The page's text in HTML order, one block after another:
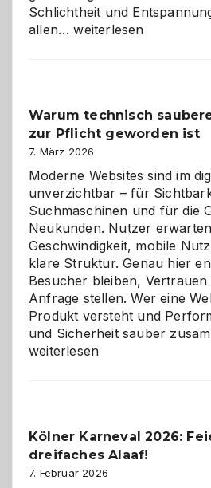
Schlichtheit und
allen…Sudoku
den
Logikrätseln
weiterlesen
Warum technisch
zur Pflicht geworden ist
7. März 2026
Moderne Websites sind im
unverzichtbar – für
Suchmaschinen und für die
Neukunden. Nutzer
Geschwindigkeit, mobile
klare Struktur. Genau hier
Besucher bleiben, Vertrauen
Anfrage stellen. Wer eine
Produkt versteht und
und Sicherheit sauber
weiterlesen
Kölner Karneval 2026:
dreifaches Alaaf!
7. Februar 2026